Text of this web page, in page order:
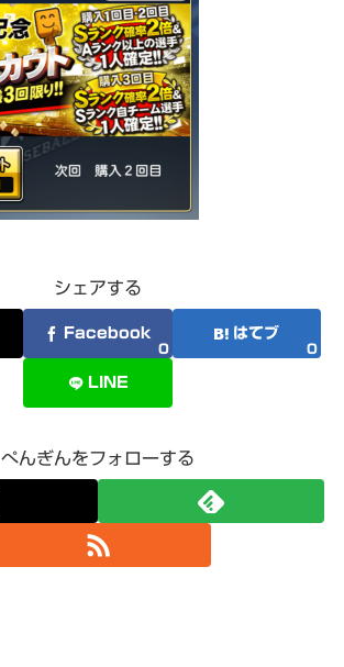
シェアする
Facebook
0
はてブ
0
LINE
ぺんぎんをフォローする